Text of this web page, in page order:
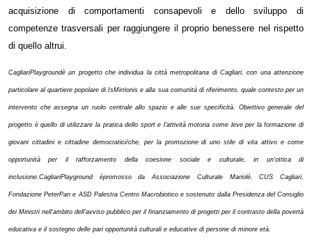
acquisizione di comportamenti consapevoli e dello sviluppo di
competenze trasversali per raggiungere il proprio benessere nel rispetto
di quello altrui.
CagliariPlaygroundè un progetto che individua la città metropolitana di Cagliari, con una attenzione
particolare al quartiere popolare di IsMirrionis e alla sua comunità di riferimento, quale contesto per un
intervento che assegna un ruolo centrale allo spazio e alle sue specificità. Obiettivo generale del
progetto è quello di utilizzare la pratica dello sport e l’attività motoria come leve per la formazione di
giovani cittadini e cittadine democratici/che, per la promozione di uno stile di vita attivo e come
opportunità per il rafforzamento della coesione sociale e culturale, in un’ottica di
inclusione.CagliariPlayground èpromosso da Associazione Culturale Mariolé, CUS Cagliari,
Fondazione PeterPan e ASD Palestra Centro Macrobiotico e sostenuto dalla Presidenza del Consiglio
dei Ministri nell’ambito dell’avviso pubblico per il finanziamento di progetti per il contrasto della povertà
educativa e il sostegno delle pari opportunità culturali e educative di persone di minore età.